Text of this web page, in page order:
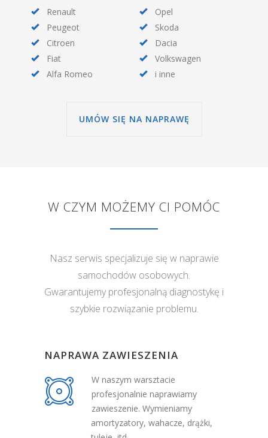
Renault
Peugeot
Citroen
Fiat
Alfa Romeo
Opel
Skoda
Dacia
Volkswagen
i inne
UMÓW SIĘ NA NAPRAWĘ
W CZYM MOŻEMY CI POMÓC
Nasz serwis specjalizuje się w naprawie
samochodów osobowych.
Gwarantujemy profesjonalną diagnostykę i
szybkie rozwiązanie problemu.
NAPRAWA ZAWIESZENIA
W naszym warsztacie
profesjonalnie naprawiamy
zawieszenie. Wymieniamy
amortyzatory, wahacze, drążki,